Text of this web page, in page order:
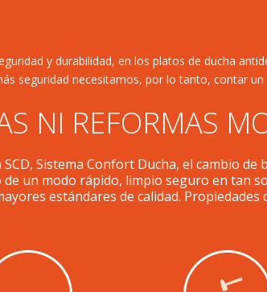
y durabilidad, en los platos de ducha
seguridad necesitamos, por lo tanto, contar
NI REFORMAS
Sistema Confort Ducha, el cambio
un modo rápido, limpio seguro en tan
estándares de calidad.